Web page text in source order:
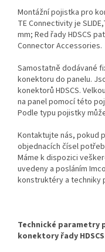
Montážní pojistka pro
TE Connectivity je
mm; Red řady HDSCS
Connector Accessories.
Samostatně dodávané
konektoru do panelu.
konektorů HDSCS.
na panel pomocí této
Podle typu pojistky
Kontaktujte nás, pokud
objednacích čísel
Máme k dispozici
uvedeny a posláním
konstruktéry a techniky
Technické
konektory řady